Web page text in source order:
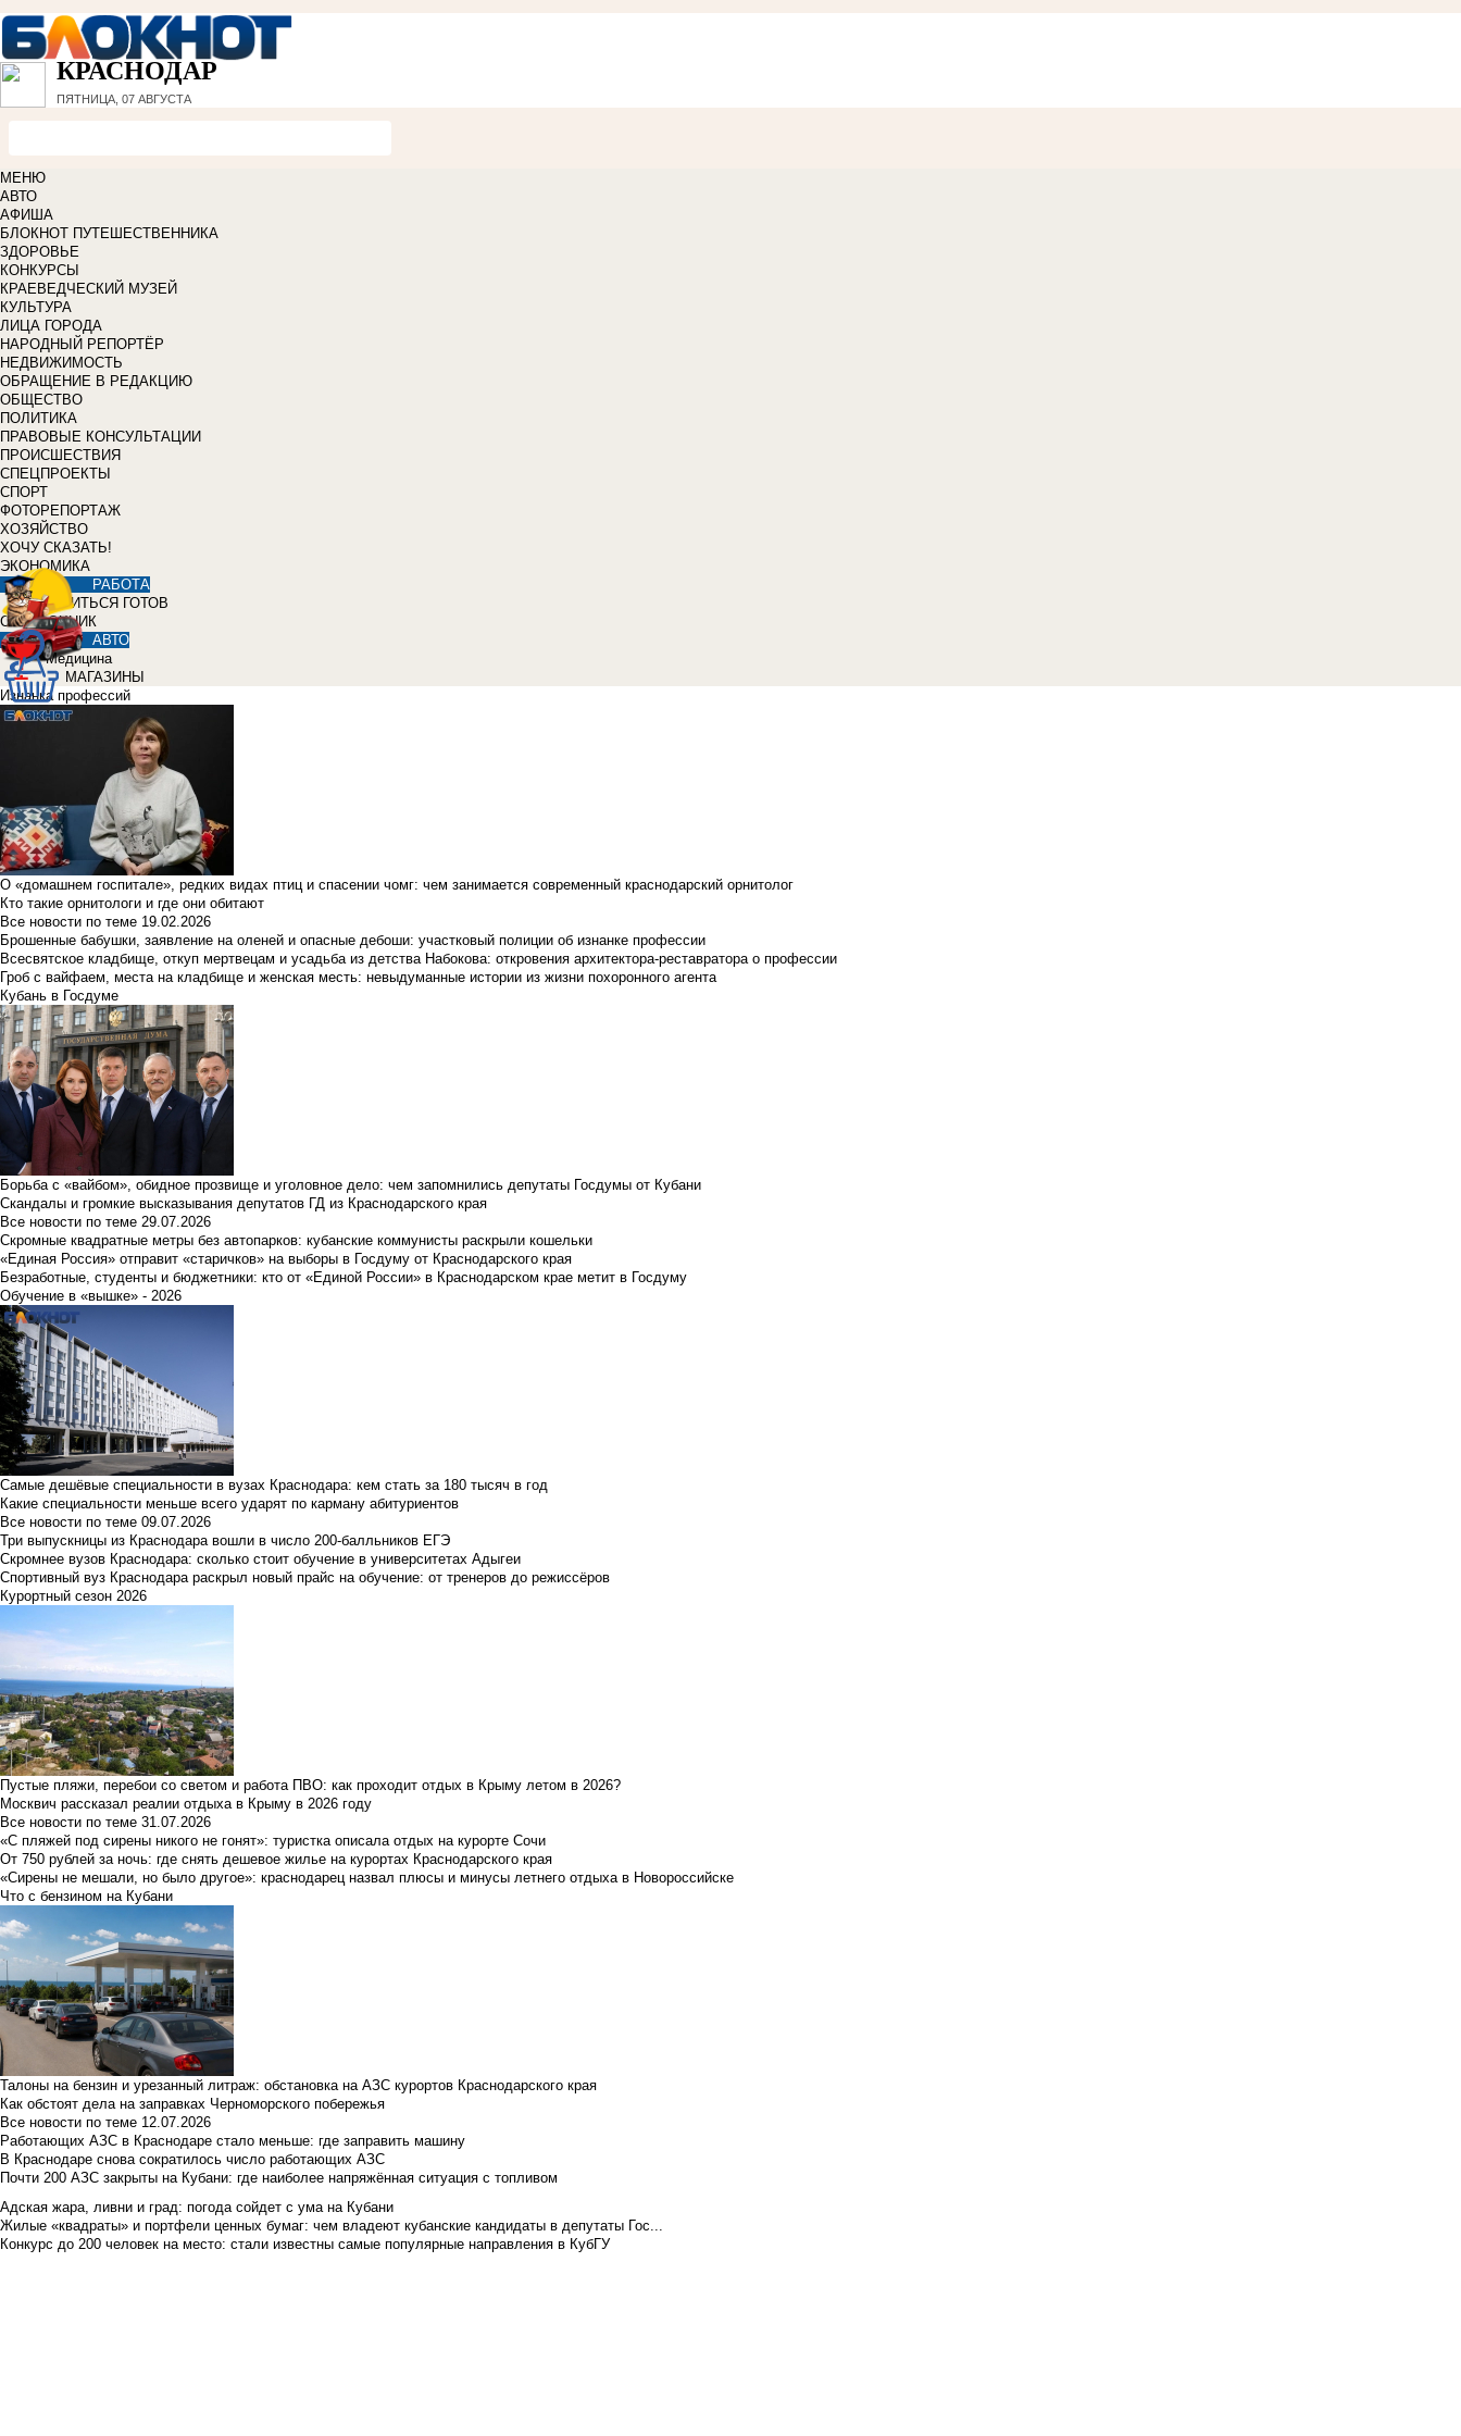
КРАСНОДАР
ПЯТНИЦА, 07 АВГУСТА
МЕНЮ
АВТО
АФИША
БЛОКНОТ ПУТЕШЕСТВЕННИКА
ЗДОРОВЬЕ
КОНКУРСЫ
КРАЕВЕДЧЕСКИЙ МУЗЕЙ
КУЛЬТУРА
ЛИЦА ГОРОДА
НАРОДНЫЙ РЕПОРТЁР
НЕДВИЖИМОСТЬ
ОБРАЩЕНИЕ В РЕДАКЦИЮ
ОБЩЕСТВО
ПОЛИТИКА
ПРАВОВЫЕ КОНСУЛЬТАЦИИ
ПРОИСШЕСТВИЯ
СПЕЦПРОЕКТЫ
СПОРТ
ФОТОРЕПОРТАЖ
ХОЗЯЙСТВО
ХОЧУ СКАЗАТЬ!
ЭКОНОМИКА
РАБОТА
УЧИТЬСЯ ГОТОВ
СПРАВОЧНИК
АВТО
Медицина
МАГАЗИНЫ
Изнанка профессий
О «домашнем госпитале», редких видах птиц и спасении чомг: чем занимается современный краснодарский орнитолог
Кто такие орнитологи и где они обитают
Все новости по теме 19.02.2026
Брошенные бабушки, заявление на оленей и опасные дебоши: участковый полиции об изнанке профессии
Всесвятское кладбище, откуп мертвецам и усадьба из детства Набокова: откровения архитектора-реставратора о профессии
Гроб с вайфаем, места на кладбище и женская месть: невыдуманные истории из жизни похоронного агента
Кубань в Госдуме
Борьба с «вайбом», обидное прозвище и уголовное дело: чем запомнились депутаты Госдумы от Кубани
Скандалы и громкие высказывания депутатов ГД из Краснодарского края
Все новости по теме 29.07.2026
Скромные квадратные метры без автопарков: кубанские коммунисты раскрыли кошельки
«Единая Россия» отправит «старичков» на выборы в Госдуму от Краснодарского края
Безработные, студенты и бюджетники: кто от «Единой России» в Краснодарском крае метит в Госдуму
Обучение в «вышке» - 2026
Самые дешёвые специальности в вузах Краснодара: кем стать за 180 тысяч в год
Какие специальности меньше всего ударят по карману абитуриентов
Все новости по теме 09.07.2026
Три выпускницы из Краснодара вошли в число 200-балльников ЕГЭ
Скромнее вузов Краснодара: сколько стоит обучение в университетах Адыгеи
Спортивный вуз Краснодара раскрыл новый прайс на обучение: от тренеров до режиссёров
Курортный сезон 2026
Пустые пляжи, перебои со светом и работа ПВО: как проходит отдых в Крыму летом в 2026?
Москвич рассказал реалии отдыха в Крыму в 2026 году
Все новости по теме 31.07.2026
«С пляжей под сирены никого не гонят»: туристка описала отдых на курорте Сочи
От 750 рублей за ночь: где снять дешевое жилье на курортах Краснодарского края
«Сирены не мешали, но было другое»: краснодарец назвал плюсы и минусы летнего отдыха в Новороссийске
Что с бензином на Кубани
Талоны на бензин и урезанный литраж: обстановка на АЗС курортов Краснодарского края
Как обстоят дела на заправках Черноморского побережья
Все новости по теме 12.07.2026
Работающих АЗС в Краснодаре стало меньше: где заправить машину
В Краснодаре снова сократилось число работающих АЗС
Почти 200 АЗС закрыты на Кубани: где наиболее напряжённая ситуация с топливом
Адская жара, ливни и град: погода сойдет с ума на Кубани
Жилые «квадраты» и портфели ценных бумаг: чем владеют кубанские кандидаты в депутаты Гос...
Конкурс до 200 человек на место: стали известны самые популярные направления в КубГУ